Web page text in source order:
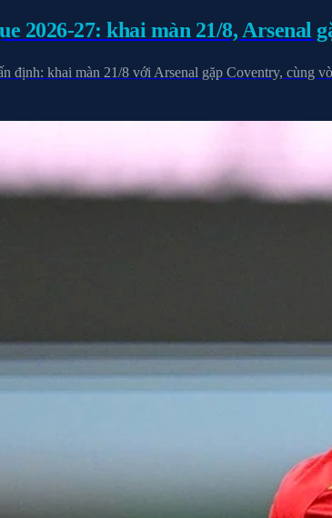
2026-27: khai màn 21/8, Arsenal
định: khai màn 21/8 với Arsenal gặp Coventry, cùng